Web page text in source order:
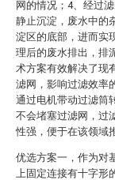
网的情况；4、经过
静止沉淀，废水中的
淀区的底部，进而实
理后的废水排出，排
术方案有效解决了现
滤网，影响过滤效率
通过电机带动过滤筒
不会堵塞过滤网，过
性强，便于在该领域
优选方案一，作为对
上固定连接有十字形